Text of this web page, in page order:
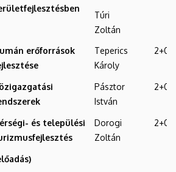
Túri
Zoltán
erőforrások
Teperics
Károly
2+0
Pásztor
István
2+0
és települési
Dorogi
Zoltán
2+0